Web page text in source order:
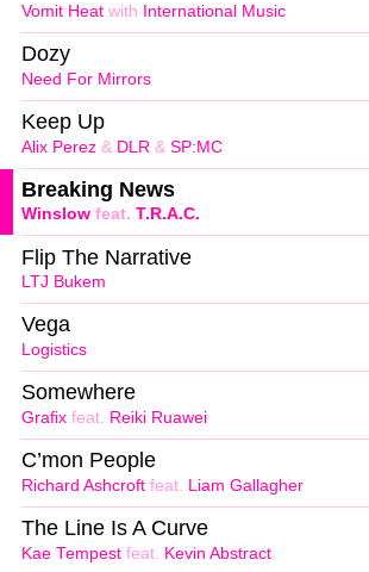
Vomit Heat with International Music
Need For Mirrors
Dozy
Alix Perez & DLR & SP:MC
Keep Up
Winslow feat. T.R.A.C.
Breaking News
LTJ Bukem
Flip The Narrative
Logistics
Vega
Grafix feat. Reiki Ruawei
Somewhere
Richard Ashcroft feat. Liam Gallagher
C’mon People
Kae Tempest feat. Kevin Abstract
The Line Is A Curve